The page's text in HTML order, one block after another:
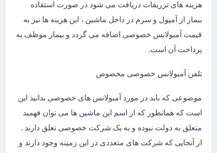
هزینه های تزریقات دریافت می شود در صورت استفاده
بیمار از آمپول و سرم در داخل ماشین ، این هزینه ها نیز به
قیمت آمبولانس خصوصی اضافه می گردد و بیمار موظف به
پرداخت آن است.
تلفن آمبولانس خصوصی مخصوص
موضوعی که باید در مورد آمبولانس های خصوصی بدانید این
است که همانطور که از اسم این ماشین ها می توان فهمید
متعلق به دولت نبوده و به یک شرکت خصوصی تعلق دارند .
از آنجایی که شرکت های متعددی در این زمینه وجود دارند و